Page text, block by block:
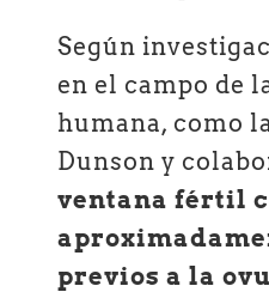
Según
en el campo de
humana, como
Dunson y
ventana fértil
previos a la